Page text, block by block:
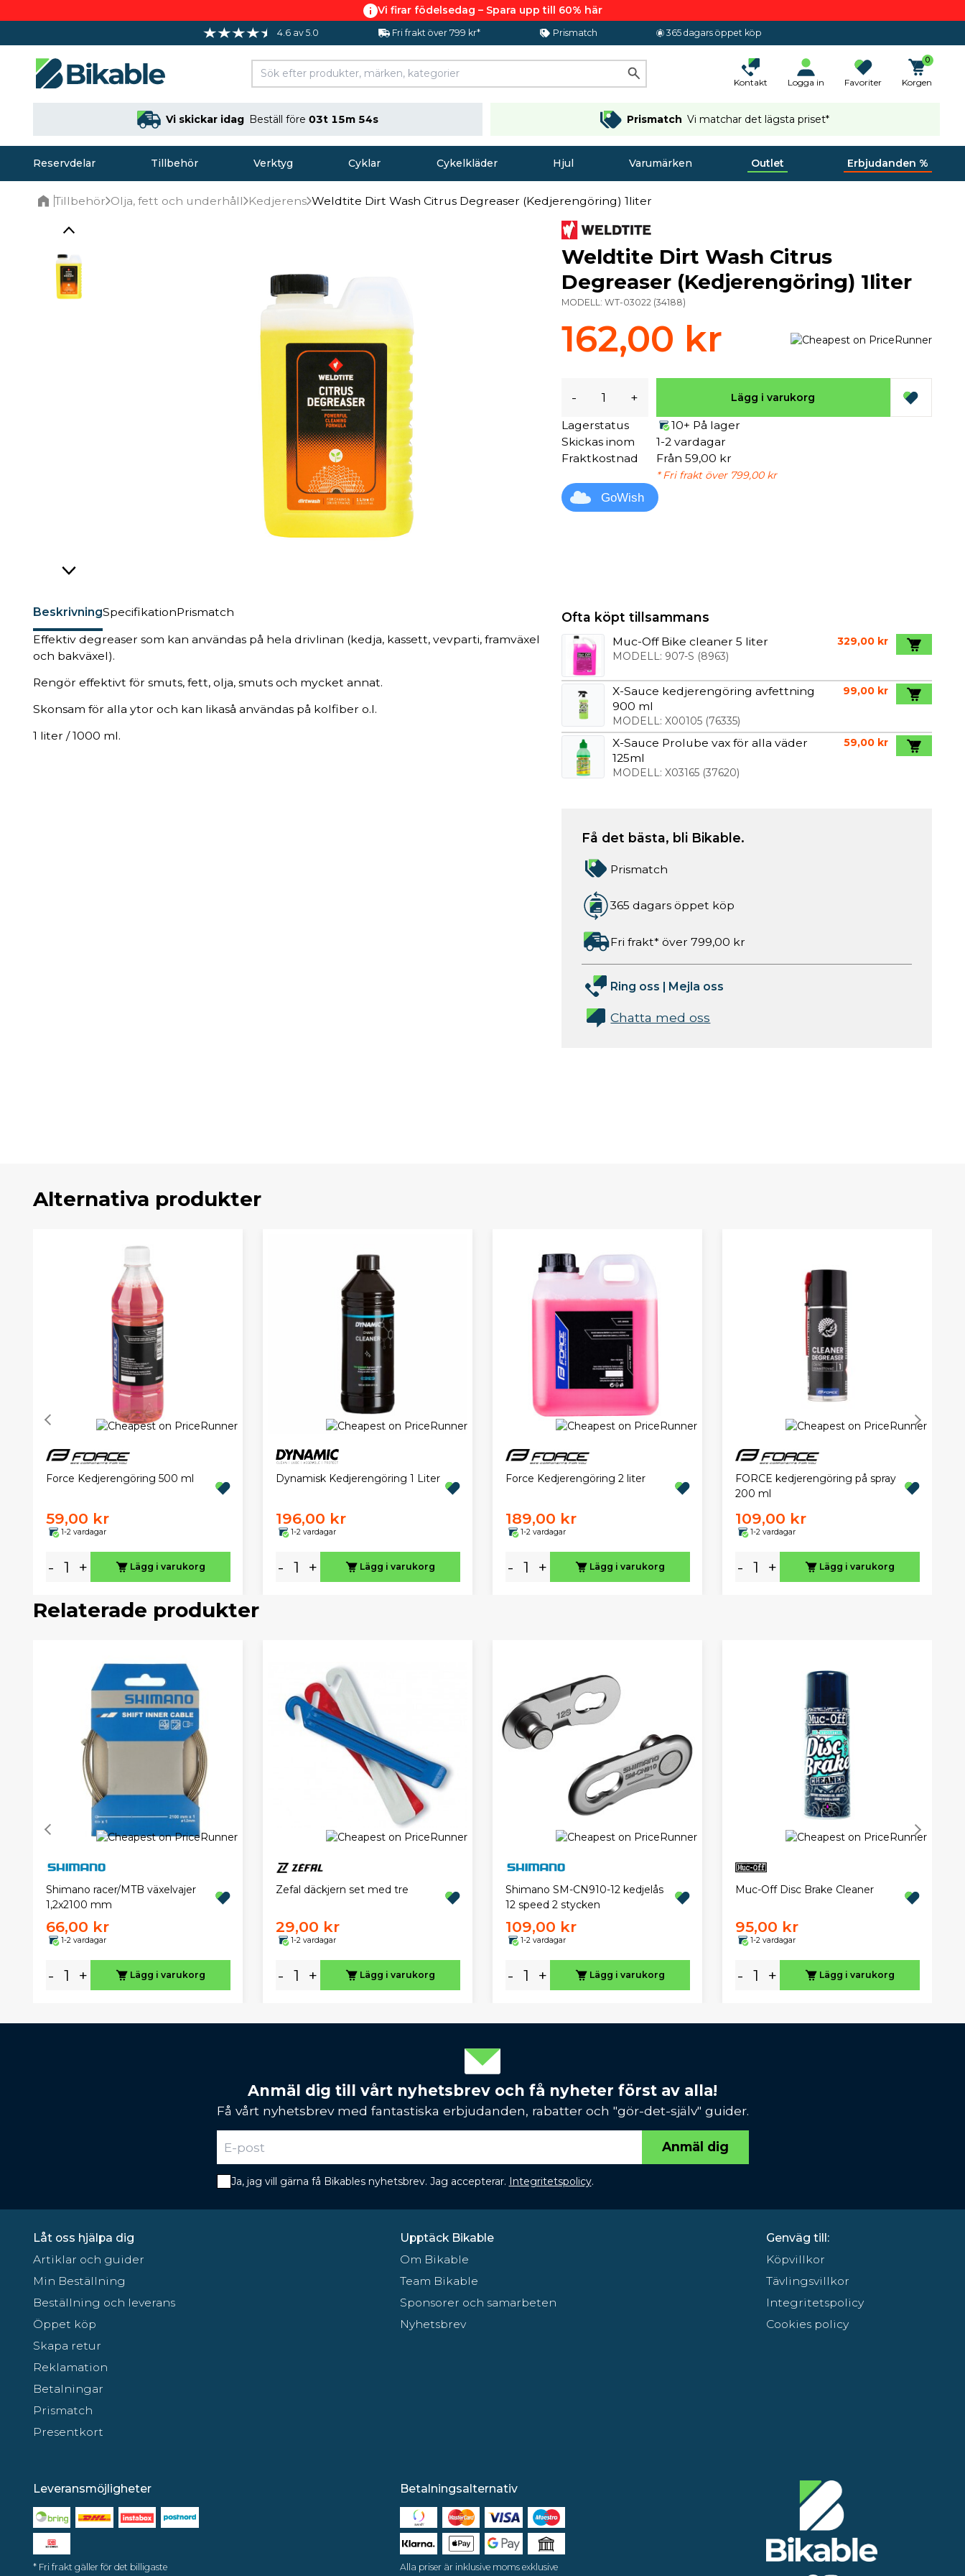
Vi firar födelsedag – Spara upp till 60% här
4.6 av 5.0 Fri frakt över 799 kr* Prismatch 365 dagars öppet köp
Kontakt Logga in Favoriter
0
Korgen
Vi skickar idag Beställ före 03t 15m 53s Prismatch Vi matchar det lägsta priset*
Reservdelar Tillbehör Verktyg Cyklar Cykelkläder Hjul Varumärken Outlet Erbjudanden %
Tillbehör Olja, fett och underhåll Kedjerens Weldtite Dirt Wash Citrus Degreaser (Kedjerengöring) 1liter
BeskrivningSpecifikationPrismatch
Effektiv degreaser som kan användas på hela drivlinan (kedja, kassett, vevparti, framväxel
och bakväxel).
Rengör effektivt för smuts, fett, olja, smuts och mycket annat.
Skonsam för alla ytor och kan likaså användas på kolfiber o.l.
1 liter / 1000 ml.
Weldtite Dirt Wash Citrus
Degreaser (Kedjerengöring) 1liter
MODELL:WT-03022 (34188)
162,00 kr
- + Lägg i varukorg
Lagerstatus
10+ På lager
Skickas inom
1-2 vardagar
Fraktkostnad
Från 59,00 kr
* Fri frakt över 799,00 kr
GoWish
Ofta köpt tillsammans
Muc-Off Bike cleaner 5 liter
MODELL: 907-S (8963)
329,00 kr
X-Sauce kedjerengöring avfettning
900 ml
MODELL: X00105(76335)
99,00 kr
X-Sauce Prolube vax för alla väder
125ml
MODELL: X03165(37620)
59,00 kr
Få det bästa, bli Bikable.
Prismatch
365 dagars öppet köp
Fri frakt* över 799,00 kr
Ring oss | Mejla oss
Chatta med oss
Alternativa produkter
Force Kedjerengöring 500 ml
59,00 kr
1-2 vardagar
- + Lägg i varukorg
Dynamisk Kedjerengöring 1 Liter
196,00 kr
1-2 vardagar
- + Lägg i varukorg
Force Kedjerengöring 2 liter
189,00 kr
1-2 vardagar
- + Lägg i varukorg
FORCE kedjerengöring på spray
200 ml
109,00 kr
1-2 vardagar
- + Lägg i varukorg
Relaterade produkter
Shimano racer/MTB växelvajer
1,2x2100 mm
66,00 kr
1-2 vardagar
- + Lägg i varukorg
Zefal däckjern set med tre
29,00 kr
1-2 vardagar
- + Lägg i varukorg
Shimano SM-CN910-12 kedjelås
12 speed 2 stycken
109,00 kr
1-2 vardagar
- + Lägg i varukorg
Muc-Off Disc Brake Cleaner
95,00 kr
1-2 vardagar
- + Lägg i varukorg
Anmäl dig till vårt nyhetsbrev och få nyheter först av alla!
Få vårt nyhetsbrev med fantastiska erbjudanden, rabatter och "gör-det-själv" guider.
Anmäl dig
Ja, jag vill gärna få Bikables nyhetsbrev. Jag accepterar. Integritetspolicy.
Låt oss hjälpa dig
Artiklar och guider
Min Beställning
Beställning och leverans
Öppet köp
Skapa retur
Reklamation
Betalningar
Prismatch
Presentkort
Upptäck Bikable
Om Bikable
Team Bikable
Sponsorer och samarbeten
Nyhetsbrev
Genväg till:
Köpvillkor
Tävlingsvillkor
Integritetspolicy
Cookies policy
Leveransmöjligheter
* Fri frakt gäller för det billigaste
Betalningsalternativ
Alla priser är inklusive moms exklusive